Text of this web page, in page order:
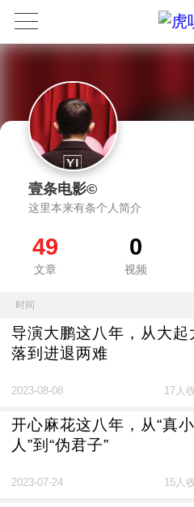
壹条电影©
这里本来有条个人简介
49
文章
0
视频
时间
导演大鹏这八年，从大起
落到进退两难
2023-08-08 17人
开心麻花这八年，从“真小
人”到“伪君子”
2023-07-24 15人